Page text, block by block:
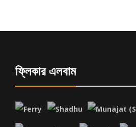
ফ্লিকার এলবাম